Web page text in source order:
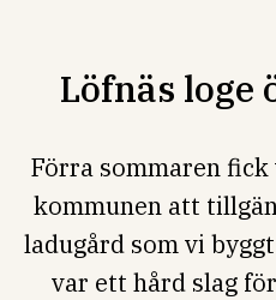
Löfnäs loge
Förra sommaren
kommunen att
ladugård som vi
var ett hård slag